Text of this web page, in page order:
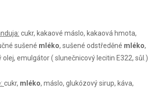
cukr, kakaové máslo, kakaová hmota,
sušené mléko, sušené odstředěné mléko,
emulgátor ( slunečnicový lecitin E322, sůl.)
cukr, mléko, máslo, glukózový sirup, káva,